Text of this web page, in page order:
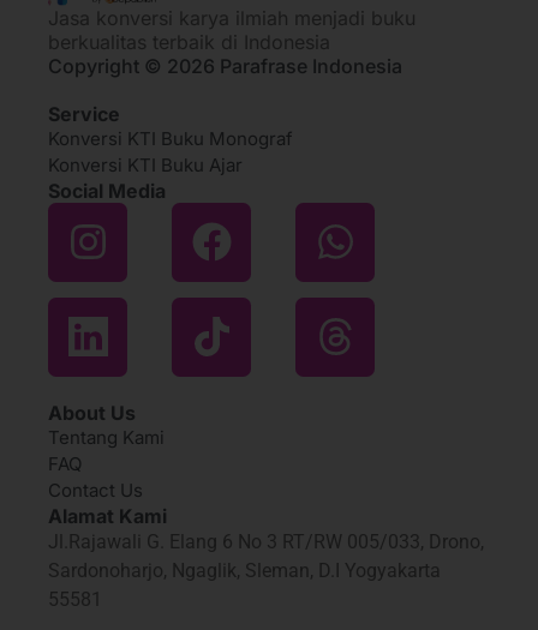
Jasa konversi karya ilmiah menjadi buku
berkualitas terbaik di Indonesia
Copyright © 2026 Parafrase Indonesia
Service
Konversi KTI Buku Monograf
Konversi KTI Buku Ajar
Social Media
About Us
Tentang Kami
FAQ
Contact Us
Alamat Kami
Jl.Rajawali G. Elang 6 No 3 RT/RW 005/033, Drono,
Sardonoharjo, Ngaglik, Sleman, D.I Yogyakarta
55581